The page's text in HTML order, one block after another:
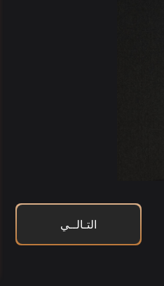
التـالــي